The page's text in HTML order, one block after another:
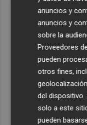
anuncios y
anuncios y
sobre la
Proveedores
pueden
otros fines,
del
solo a este
pueden